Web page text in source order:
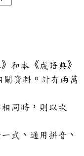
和本《成語典》
資料。計有兩萬
同時，則以次
式、通用拼音、